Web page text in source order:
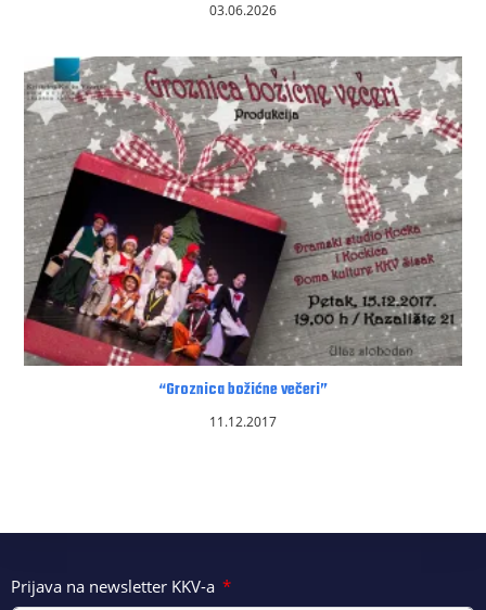
03.06.2026
“Groznica božićne večeri”
11.12.2017
Prijava na newsletter KKV-a